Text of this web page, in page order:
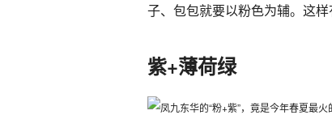
子、包包就要以粉色为辅。这样
紫+薄荷绿